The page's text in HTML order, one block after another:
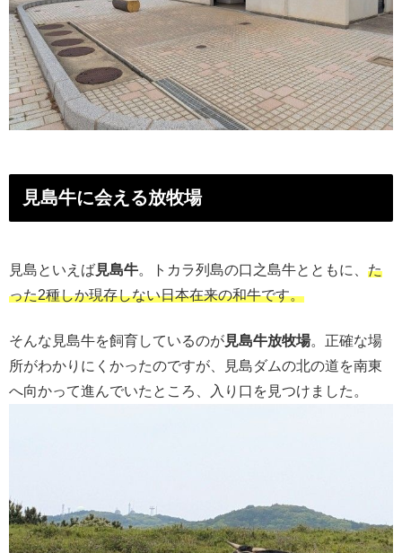
見島牛に会える放牧場
見島といえば見島牛。トカラ列島の口之島牛とともに、 た
った2種しか現存しない日本在来の和牛です。
そんな見島牛を飼育しているのが見島牛放牧場。正確な場
所がわかりにくかったのですが、見島ダムの北の道を南東
へ向かって進んでいたところ、入り口を見つけました。